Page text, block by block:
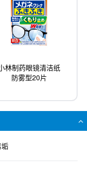
林制药眼镜清洁纸
防雾型20片